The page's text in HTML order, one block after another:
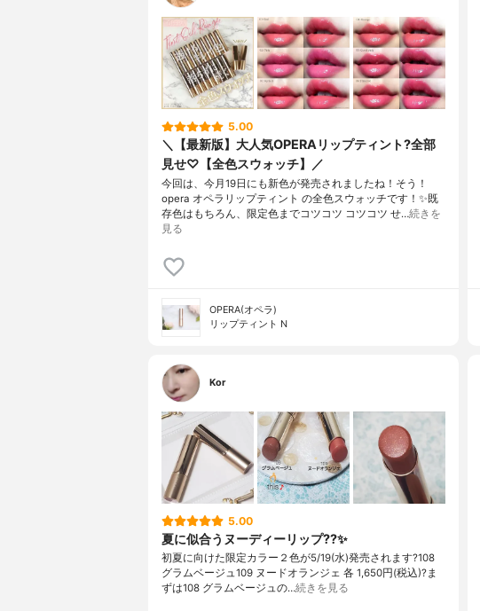
5.00
＼【最新版】大人気OPERAリップティント?全部
見せ♡【全色スウォッチ】／
今回は、今月19日にも新色が発売されましたね！そう！
opera オペラリップティント の全色スウォッチです！✨既
存色はもちろん、限定色までコツコツ コツコツ せ…続きを
見る
OPERA(オペラ)
リップティント N
Kor
5.00
夏に似合うヌーディーリップ??✨
初夏に向けた限定カラー２色が5/19(水)発売されます?108
グラムベージュ109 ヌードオランジェ 各 1,650円(税込)?ま
ずは108 グラムベージュの…続きを見る